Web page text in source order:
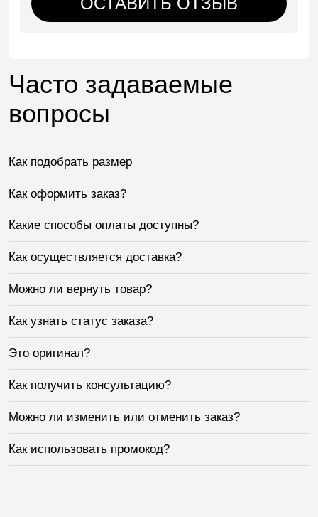
Часто задаваемые
вопросы
Как подобрать размер
Как оформить заказ?
Какие способы оплаты доступны?
Как осуществляется доставка?
Можно ли вернуть товар?
Как узнать статус заказа?
Это оригинал?
Как получить консультацию?
Можно ли изменить или отменить заказ?
Как использовать промокод?